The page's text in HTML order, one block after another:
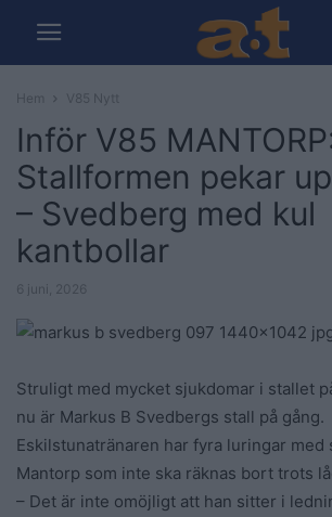
Hem V85 Nytt
Inför V85
Stallformen pekar
– Svedberg med kul
kantbollar
6 juni, 2026
Struligt med mycket sjukdomar i stallet
nu är Markus B Svedbergs stall på gång.
Eskilstunatränaren har fyra luringar med
Mantorp som inte ska räknas bort trots
– Det är inte omöjligt att han sitter i